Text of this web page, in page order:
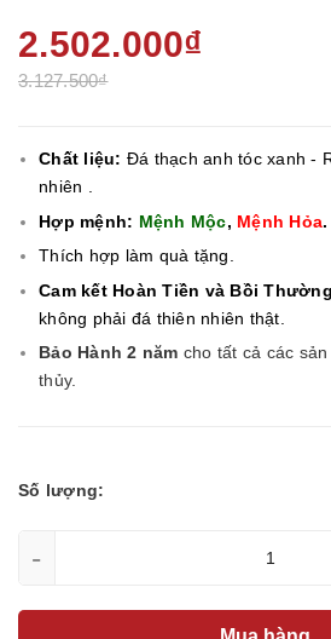
2.502.000₫
3.127.500₫
Chất liệu: Đá thạch anh tóc xanh -
nhiên .
Hợp mệnh: Mệnh Mộc, Mệnh Hỏa.
Thích hợp làm quà tặng.
Cam kết Hoàn Tiền và Bồi
không phải đá thiên nhiên thật.
Bảo Hành 2 năm cho tất cả các
thủy.
Số lượng:
-